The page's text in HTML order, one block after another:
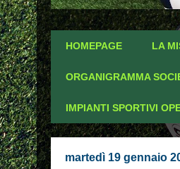
HOMEPAGE LA
ORGANIGRAMMA
IMPIANTI SPORTIVI
martedì 19 gennaio